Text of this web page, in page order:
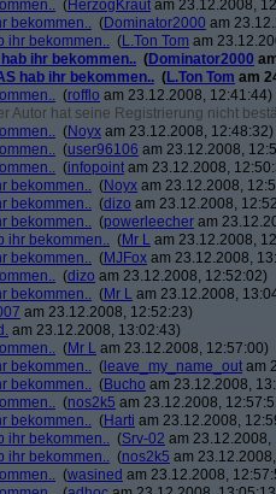
(HerzogKraut am 23.12.2008,
bekommen.. (Dominator2000 am
ihr bekommen.. (L.Ton Tom am
ihr bekommen.. (Dominator2000
hab ihr bekommen.. (L.Ton Tom am
(rofflo am 23.12.2008, 12:41:44)
Autor hat seine Registrierung nicht
(Noyx am 23.12.2008, 12:48:32)
(user96106 am 23.12.2008,
(infopoint am 23.12.2008,
bekommen.. (Noyx am 23.12.2008,
bekommen.. (dizo am 23.12.2008,
bekommen.. (powerleecher am
ihr bekommen.. (Mr L am 23.12.2008,
bekommen.. (MJFox am 23.12.2008,
(dizo am 23.12.2008, 12:52:02)
bekommen.. (Mr L am 23.12.2008,
am 23.12.2008, 12:52:23)
am 23.12.2008, 13:02:43)
(Mr L am 23.12.2008, 12:57:00)
bekommen.. ( leave_my_name_out am
bekommen.. (Bucho am 23.12.2008,
(nos2k5 am 23.12.2008,
bekommen.. (Harti am 23.12.2008,
ihr bekommen.. (Srv-02 am 23.12.2008,
ihr bekommen.. (nos2k5 am
(wasined am 23.12.2008,